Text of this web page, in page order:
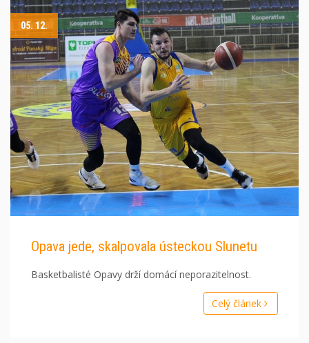
05. 12.
Opava jede, skalpovala ústeckou Slunetu
Basketbalisté Opavy drží domácí neporazitelnost.
Celý článek